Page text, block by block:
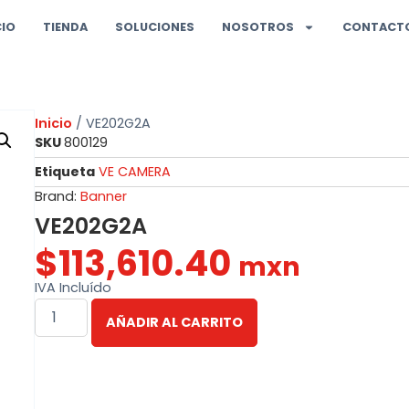
TIENDA SOLUCIONES NOSOTROS
Inicio / VE202G2A
SKU800129
Etiqueta VE CAMERA
Brand: Banner
VE202G2A
$113,610.40 mxn
IVA Incluído
AÑADIR AL CARRITO